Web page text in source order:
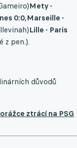
Mety -
0:0,Marseille -
Lille - Paris
z pen.).
důvodů
ztrácí na PSG